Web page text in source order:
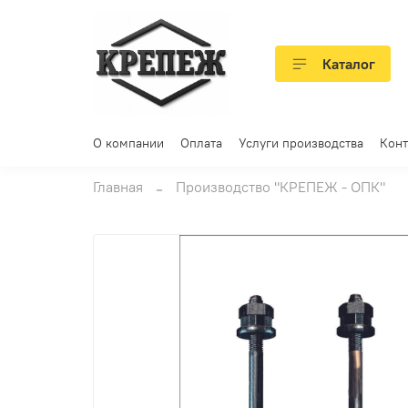
Каталог
О компании Оплата Услуги производства
Главная Производство "КРЕПЕЖ - ОПК"